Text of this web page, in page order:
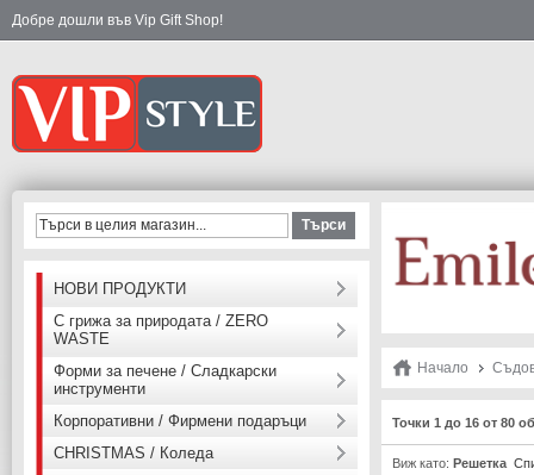
Добре дошли във Vip Gift Shop!
Начало
Точки 1 до 16 от 80
Виж като: Решетка
Търси
НОВИ ПРОДУКТИ
С грижа за природата / ZERO
WASTE
Форми за печене / Сладкарски
инструменти
Корпоративни / Фирмени подаръци
CHRISTMAS / Коледа